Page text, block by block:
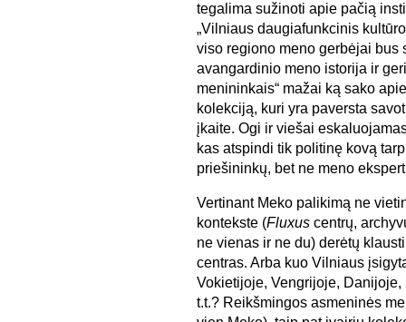
tegalima sužinoti apie pačią
„Vilniaus daugiafunkcinis
viso regiono meno gerbėjai bus
avangardinio meno istorija ir
menininkais“ mažai ką sako
kolekciją, kuri yra paversta
įkaite. Ogi ir viešai
kas atspindi tik politinę kovą
priešininkų, bet ne meno
Vertinant Meko palikimą ne
kontekste (Fluxus centrų,
ne vienas ir ne du) derėtų
centras. Arba kuo Vilniaus
Vokietijoje, Vengrijoje,
t.t.? Reikšmingos asmeninės